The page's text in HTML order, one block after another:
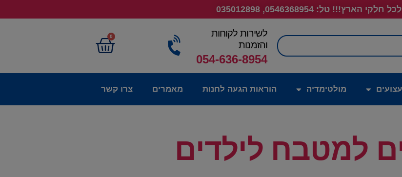
הארץ!!! טל: 0546368954, 035012898
חיפוש
לשירות לקוחות
והזמנות
054-636-8954
0
מולטימדיה הוראות הגעה לחנות מאמרים צרו קשר
למטבח לילדים